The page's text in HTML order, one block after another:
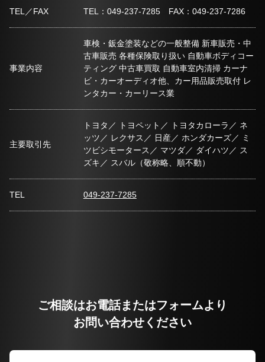
TEL／FAX TEL：049-237-7285 FAX：049-237-7286
事業内容
車検・鈑金塗装などの一般整備 新車販売・中
古車販売 各種保険取り扱い 自動車ボディコー
ティング 中古車買取 自動車室内清掃 カーナ
ビ・カーオーディオ他、カー用品販売取付 レ
ンタカー・カーリース業
主要取引先
トヨタ／ トヨペット／ トヨタカローラ／ ネ
ッツ／ レクサス／ 日産／ ホンダカーズ／ ミ
ツビシモータース／ マツダ／ ダイハツ／ ス
ズキ／ スバル（敬称略、順不動）
TEL 049-237-7285
ご相談はお電話またはフォームより
お問い合わせください